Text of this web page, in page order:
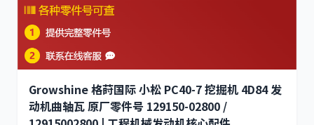
Growshine 格莳国际 小松 PC40-7 挖掘机 4D84 发
动机曲轴瓦 原厂零件号 129150-02800 /